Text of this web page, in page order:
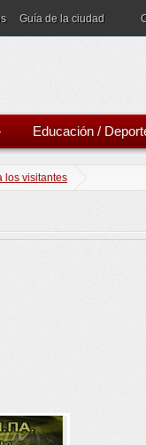
Guía de la ciudad
Educación /
los visitantes